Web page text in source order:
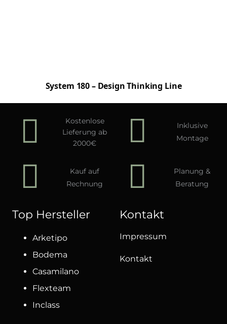
System 180 – Design Thinking Line
Kostenlose
Lieferung ab
2000€
Inklusive
Montage
Kauf auf
Rechnung
Planung &
Beratung
Top Hersteller
Arketipo
Bodema
Casamilano
Flexteam
Inclass
Kontakt
Impressum
Kontakt